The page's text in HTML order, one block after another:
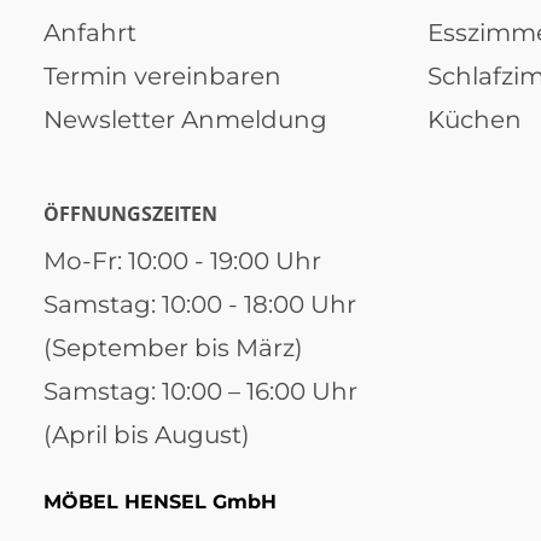
Anfahrt
Termin vereinbaren
Newsletter Anmeldung
Küchen
ÖFFNUNGSZEITEN
Mo-Fr: 10:00 - 19:00 Uhr
Samstag: 10:00 - 18:00 Uhr
(September bis März)
Samstag: 10:00 – 16:00 Uhr
(April bis August)
MÖBEL HENSEL GmbH